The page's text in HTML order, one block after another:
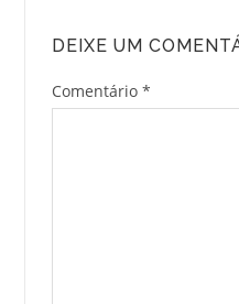
DEIXE UM
Comentário *